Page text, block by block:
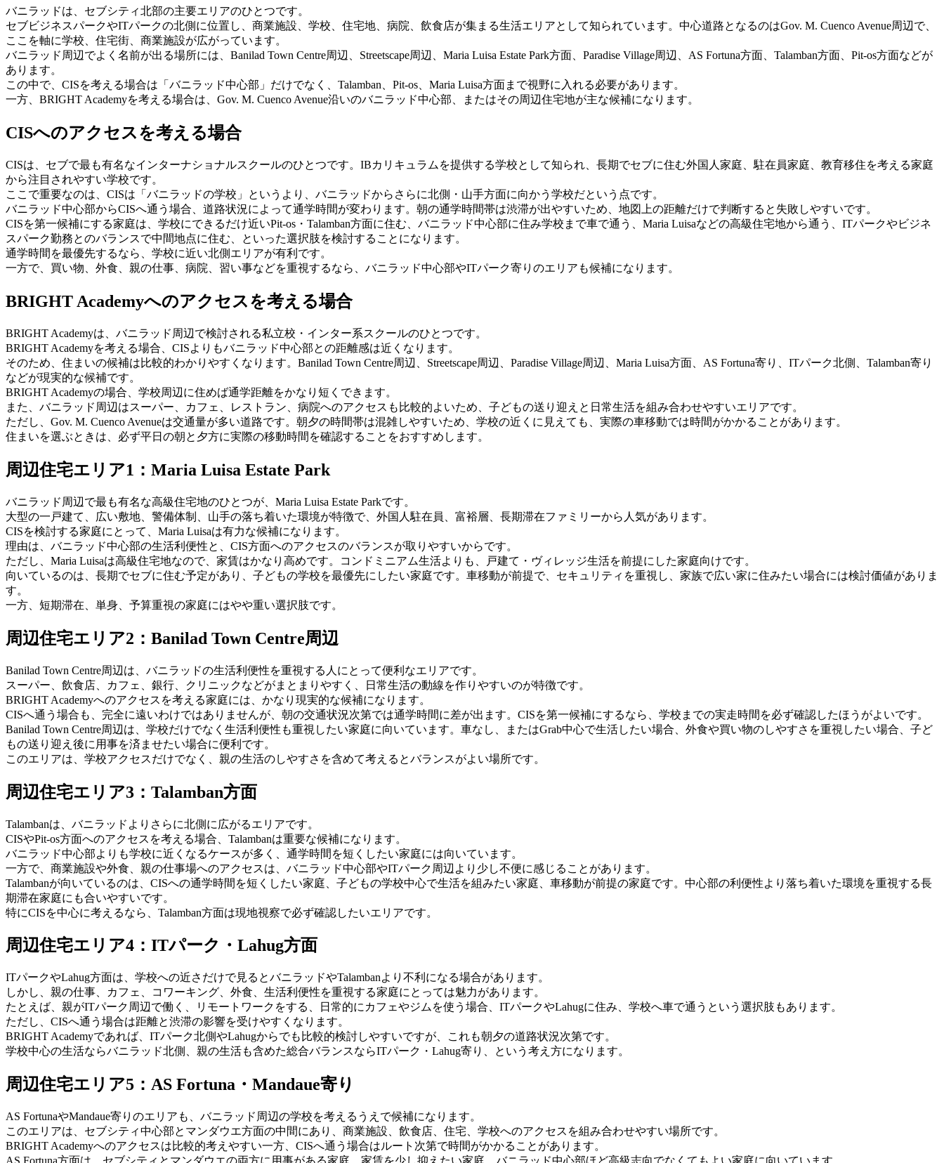
バニラッドは、セブシティ北部の主要エリアのひとつです。
セブビジネスパークやITパークの北側に位置し、商業施設、学校、住宅地、病院、飲食店が集まる生活エリアとして知られています。中心道路となるのはGov. M. Cuenco Avenue周辺で、
ここを軸に学校、住宅街、商業施設が広がっています。
バニラッド周辺でよく名前が出る場所には、Banilad Town Centre周辺、Streetscape周辺、Maria Luisa Estate Park方面、Paradise Village周辺、AS Fortuna方面、Talamban方面、Pit-os方面などが
あります。
この中で、CISを考える場合は「バニラッド中心部」だけでなく、Talamban、Pit-os、Maria Luisa方面まで視野に入れる必要があります。
一方、BRIGHT Academyを考える場合は、Gov. M. Cuenco Avenue沿いのバニラッド中心部、またはその周辺住宅地が主な候補になります。
CISへのアクセスを考える場合
CISは、セブで最も有名なインターナショナルスクールのひとつです。IBカリキュラムを提供する学校として知られ、長期でセブに住む外国人家庭、駐在員家庭、教育移住を考える家庭
から注目されやすい学校です。
ここで重要なのは、CISは「バニラッドの学校」というより、バニラッドからさらに北側・山手方面に向かう学校だという点です。
バニラッド中心部からCISへ通う場合、道路状況によって通学時間が変わります。朝の通学時間帯は渋滞が出やすいため、地図上の距離だけで判断すると失敗しやすいです。
CISを第一候補にする家庭は、学校にできるだけ近いPit-os・Talamban方面に住む、バニラッド中心部に住み学校まで車で通う、Maria Luisaなどの高級住宅地から通う、ITパークやビジネ
スパーク勤務とのバランスで中間地点に住む、といった選択肢を検討することになります。
通学時間を最優先するなら、学校に近い北側エリアが有利です。
一方で、買い物、外食、親の仕事、病院、習い事などを重視するなら、バニラッド中心部やITパーク寄りのエリアも候補になります。
BRIGHT Academyへのアクセスを考える場合
BRIGHT Academyは、バニラッド周辺で検討される私立校・インター系スクールのひとつです。
BRIGHT Academyを考える場合、CISよりもバニラッド中心部との距離感は近くなります。
そのため、住まいの候補は比較的わかりやすくなります。Banilad Town Centre周辺、Streetscape周辺、Paradise Village周辺、Maria Luisa方面、AS Fortuna寄り、ITパーク北側、Talamban寄り
などが現実的な候補です。
BRIGHT Academyの場合、学校周辺に住めば通学距離をかなり短くできます。
また、バニラッド周辺はスーパー、カフェ、レストラン、病院へのアクセスも比較的よいため、子どもの送り迎えと日常生活を組み合わせやすいエリアです。
ただし、Gov. M. Cuenco Avenueは交通量が多い道路です。朝夕の時間帯は混雑しやすいため、学校の近くに見えても、実際の車移動では時間がかかることがあります。
住まいを選ぶときは、必ず平日の朝と夕方に実際の移動時間を確認することをおすすめします。
周辺住宅エリア1：Maria Luisa Estate Park
バニラッド周辺で最も有名な高級住宅地のひとつが、Maria Luisa Estate Parkです。
大型の一戸建て、広い敷地、警備体制、山手の落ち着いた環境が特徴で、外国人駐在員、富裕層、長期滞在ファミリーから人気があります。
CISを検討する家庭にとって、Maria Luisaは有力な候補になります。
理由は、バニラッド中心部の生活利便性と、CIS方面へのアクセスのバランスが取りやすいからです。
ただし、Maria Luisaは高級住宅地なので、家賃はかなり高めです。コンドミニアム生活よりも、戸建て・ヴィレッジ生活を前提にした家庭向けです。
向いているのは、長期でセブに住む予定があり、子どもの学校を最優先にしたい家庭です。車移動が前提で、セキュリティを重視し、家族で広い家に住みたい場合には検討価値がありま
す。
一方、短期滞在、単身、予算重視の家庭にはやや重い選択肢です。
周辺住宅エリア2：Banilad Town Centre周辺
Banilad Town Centre周辺は、バニラッドの生活利便性を重視する人にとって便利なエリアです。
スーパー、飲食店、カフェ、銀行、クリニックなどがまとまりやすく、日常生活の動線を作りやすいのが特徴です。
BRIGHT Academyへのアクセスを考える家庭には、かなり現実的な候補になります。
CISへ通う場合も、完全に遠いわけではありませんが、朝の交通状況次第では通学時間に差が出ます。CISを第一候補にするなら、学校までの実走時間を必ず確認したほうがよいです。
Banilad Town Centre周辺は、学校だけでなく生活利便性も重視したい家庭に向いています。車なし、またはGrab中心で生活したい場合、外食や買い物のしやすさを重視したい場合、子ど
もの送り迎え後に用事を済ませたい場合に便利です。
このエリアは、学校アクセスだけでなく、親の生活のしやすさを含めて考えるとバランスがよい場所です。
周辺住宅エリア3：Talamban方面
Talambanは、バニラッドよりさらに北側に広がるエリアです。
CISやPit-os方面へのアクセスを考える場合、Talambanは重要な候補になります。
バニラッド中心部よりも学校に近くなるケースが多く、通学時間を短くしたい家庭には向いています。
一方で、商業施設や外食、親の仕事場へのアクセスは、バニラッド中心部やITパーク周辺より少し不便に感じることがあります。
Talambanが向いているのは、CISへの通学時間を短くしたい家庭、子どもの学校中心で生活を組みたい家庭、車移動が前提の家庭です。中心部の利便性より落ち着いた環境を重視する長
期滞在家庭にも合いやすいです。
特にCISを中心に考えるなら、Talamban方面は現地視察で必ず確認したいエリアです。
周辺住宅エリア4：ITパーク・Lahug方面
ITパークやLahug方面は、学校への近さだけで見るとバニラッドやTalambanより不利になる場合があります。
しかし、親の仕事、カフェ、コワーキング、外食、生活利便性を重視する家庭にとっては魅力があります。
たとえば、親がITパーク周辺で働く、リモートワークをする、日常的にカフェやジムを使う場合、ITパークやLahugに住み、学校へ車で通うという選択肢もあります。
ただし、CISへ通う場合は距離と渋滞の影響を受けやすくなります。
BRIGHT Academyであれば、ITパーク北側やLahugからでも比較的検討しやすいですが、これも朝夕の道路状況次第です。
学校中心の生活ならバニラッド北側、親の生活も含めた総合バランスならITパーク・Lahug寄り、という考え方になります。
周辺住宅エリア5：AS Fortuna・Mandaue寄り
AS FortunaやMandaue寄りのエリアも、バニラッド周辺の学校を考えるうえで候補になります。
このエリアは、セブシティ中心部とマンダウエ方面の中間にあり、商業施設、飲食店、住宅、学校へのアクセスを組み合わせやすい場所です。
BRIGHT Academyへのアクセスは比較的考えやすい一方、CISへ通う場合はルート次第で時間がかかることがあります。